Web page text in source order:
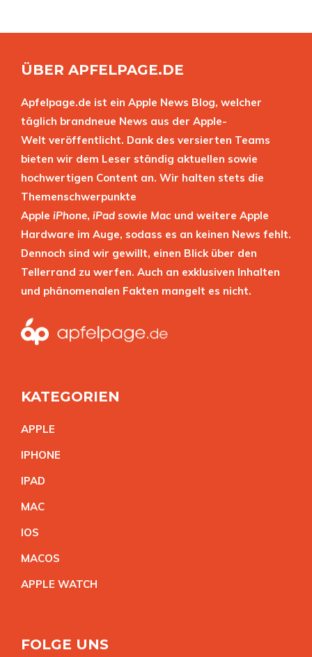
ÜBER APFELPAGE.DE
Apfelpage.de ist ein Apple News Blog, welcher
täglich brandneue News aus der Apple-
Welt veröffentlicht. Dank des versierten Teams
bieten wir dem Leser ständig aktuellen sowie
hochwertigen Content an. Wir halten stets die
Themenschwerpunkte
Apple iPhone, iPad sowie Mac und weitere Apple
Hardware im Auge, sodass es an keinen News fehlt.
Dennoch sind wir gewillt, einen Blick über den
Tellerrand zu werfen. Auch an exklusiven Inhalten
und phänomenalen Fakten mangelt es nicht.
KATEGORIEN
APPLE
IPHONE
IPAD
MAC
IOS
MACOS
APPLE WATCH
FOLGE UNS